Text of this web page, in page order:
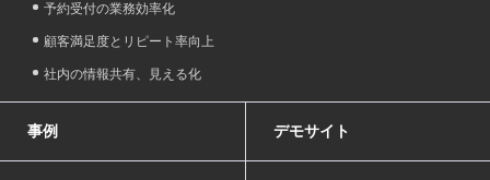
予約受付の業務効率化
顧客満足度とリピート率向上
社内の情報共有、見える化
事例 デモサイト